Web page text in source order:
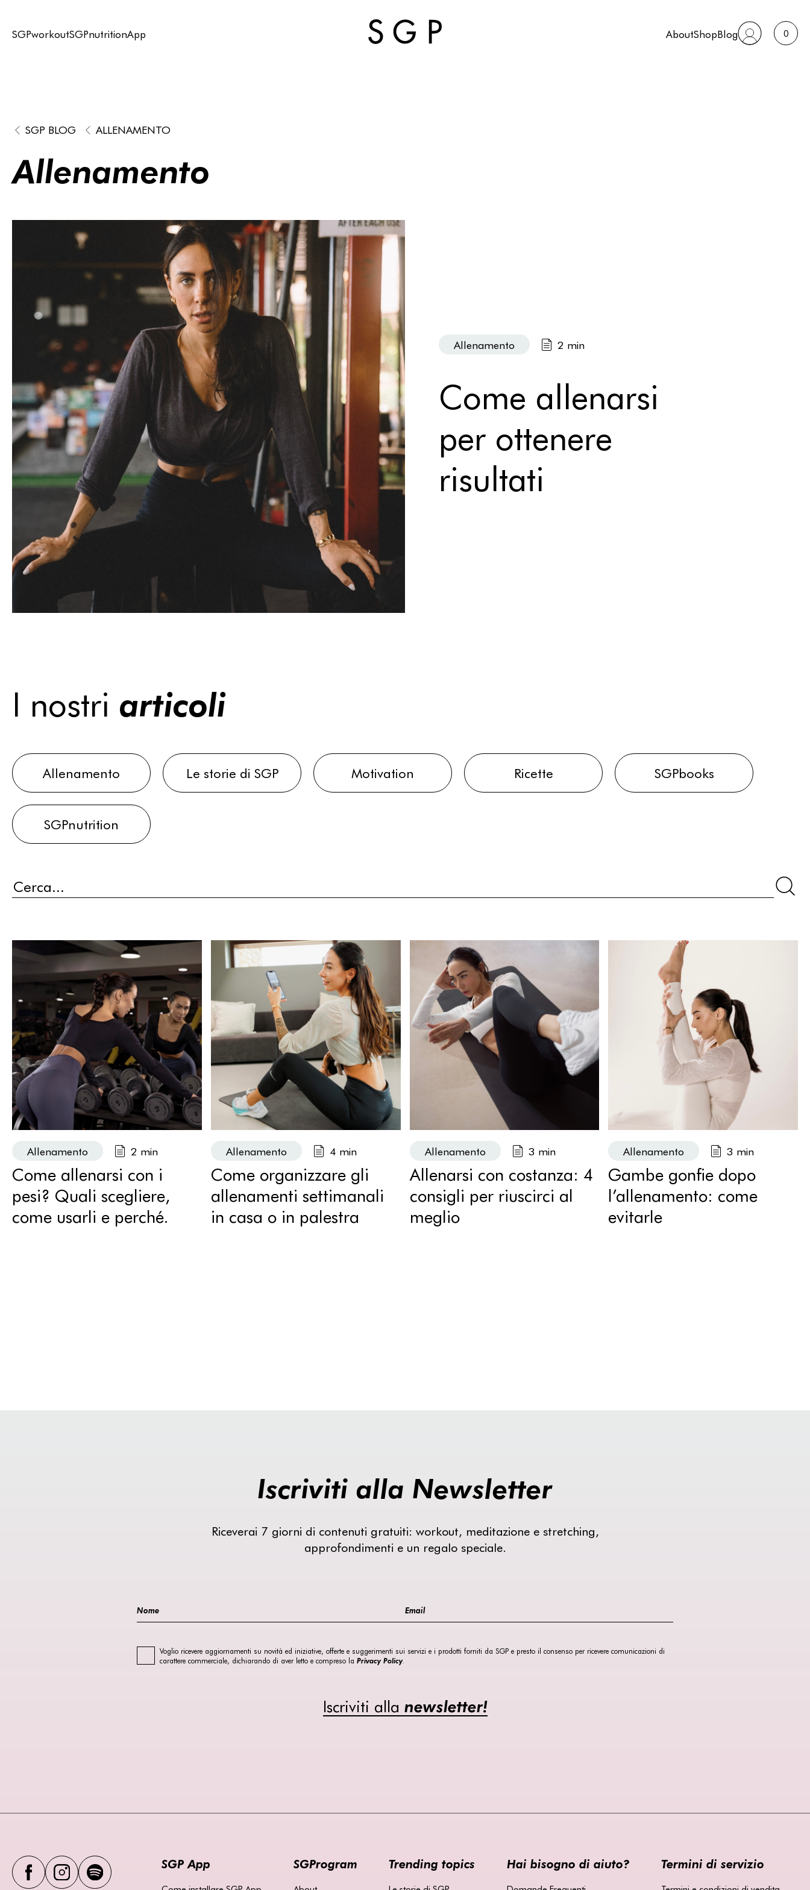
SGPworkoutSGPnutritionApp AboutShopBlog 0
SGP BLOG ALLENAMENTO
Allenamento
Allenamento 2 min
Come allenarsi
per ottenere
risultati
I nostri articoli
Allenamento Le storie di SGP Motivation Ricette SGPbooks
SGPnutrition
Allenamento 2 min
Come allenarsi con i
pesi? Quali scegliere,
come usarli e perché.
Allenamento 4 min
Come organizzare gli
allenamenti settimanali
in casa o in palestra
Allenamento 3 min
Allenarsi con costanza: 4
consigli per riuscirci al
meglio
Allenamento 3 min
Gambe gonfie dopo
l’allenamento: come
evitarle
Iscriviti alla Newsletter
Riceverai 7 giorni di contenuti gratuiti: workout, meditazione e stretching,
approfondimenti e un regalo speciale.
Voglio ricevere aggiornamenti su novità ed iniziative, offerte e suggerimenti sui servizi e i prodotti forniti da SGP e presto il consenso per ricevere comunicazioni di
carattere commerciale, dichiarando di aver letto e compreso la Privacy Policy.
Iscriviti alla newsletter!
SGP App SGProgram Trending topics Hai bisogno di aiuto? Termini di servizio